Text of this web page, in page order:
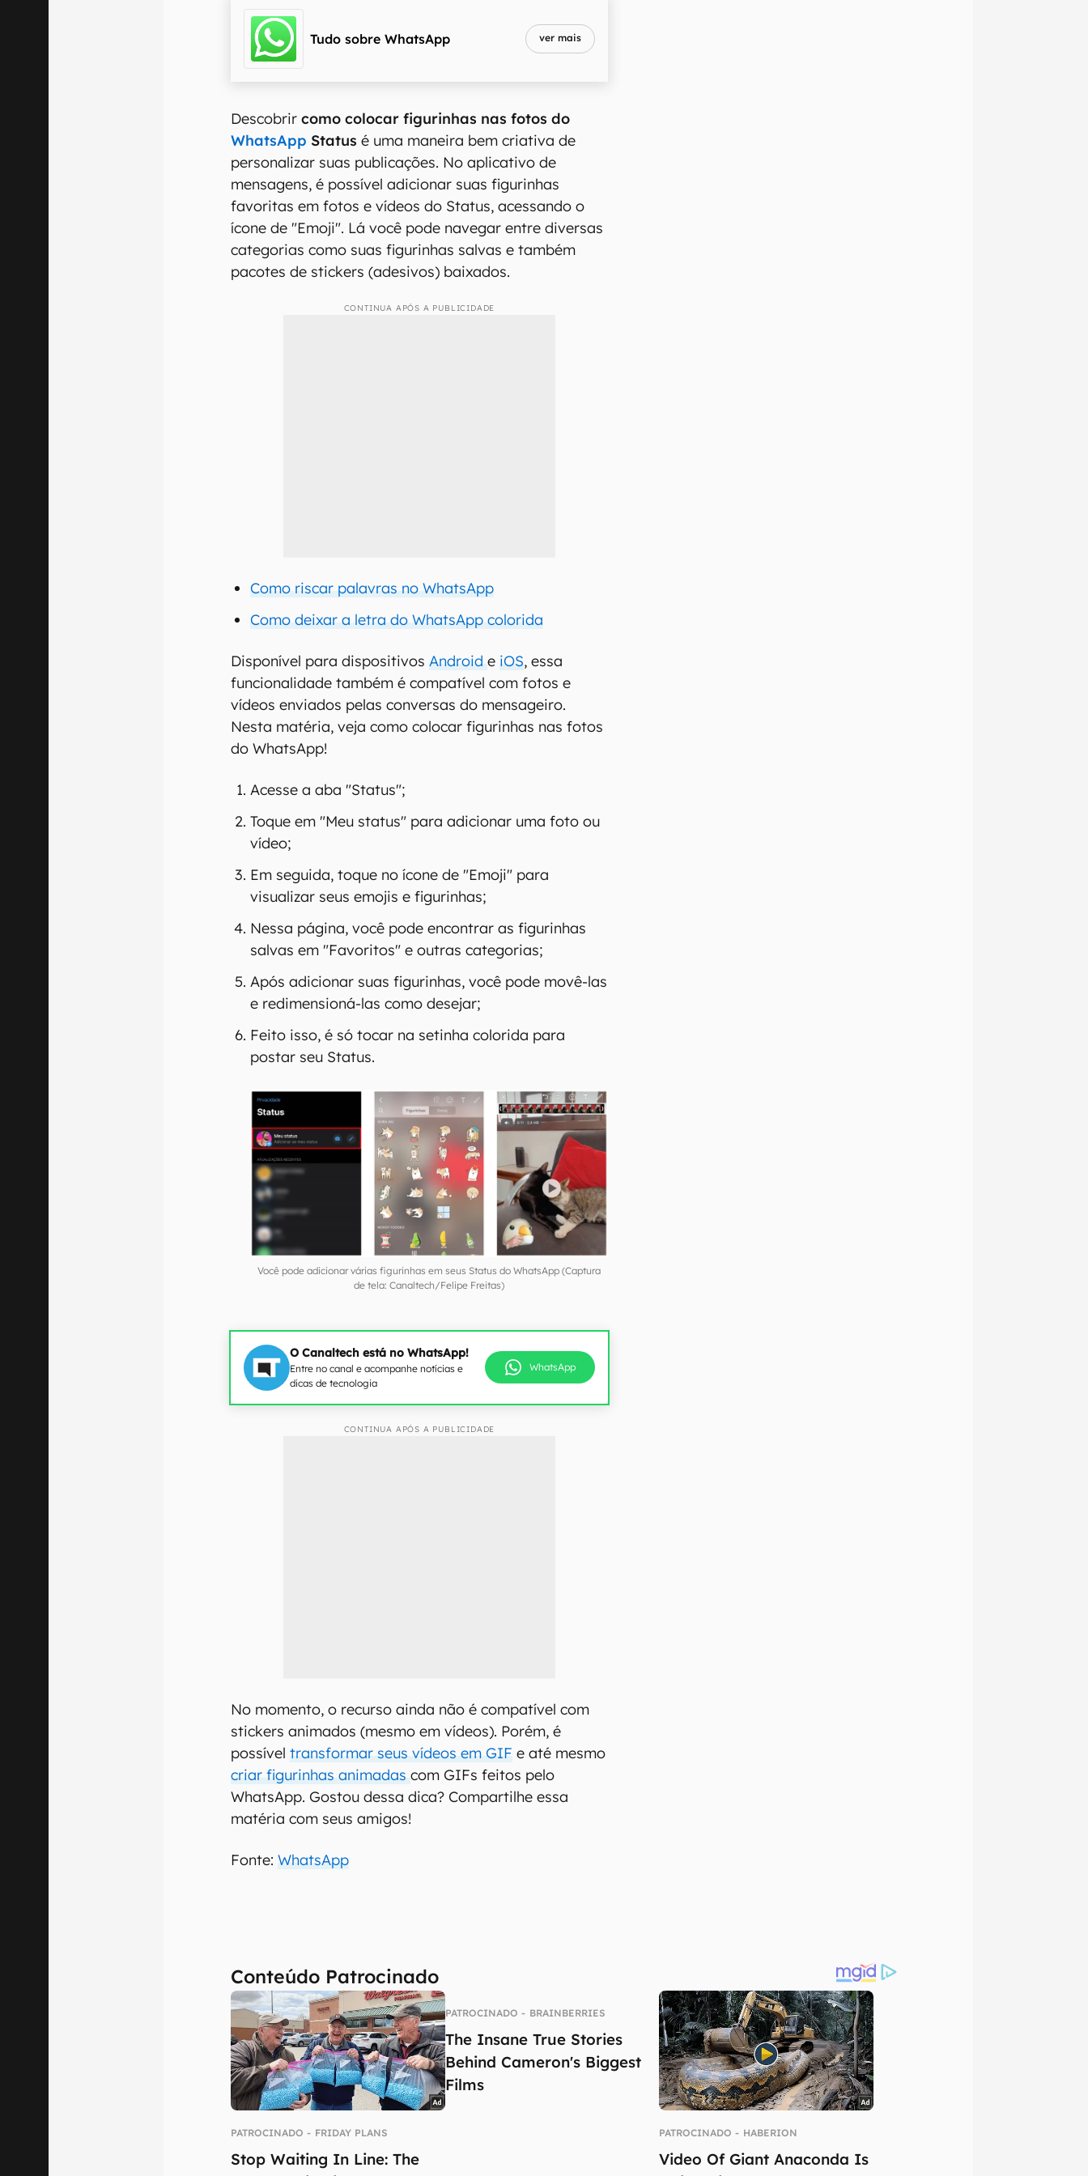
Tudo sobre WhatsApp ver mais
Descobrircomo colocar figurinhas nas fotos do
WhatsApp Status é uma maneira bem criativa de
personalizar suas publicações. No aplicativo de
mensagens, é possível adicionar suas figurinhas
favoritas em fotos e vídeos do Status, acessando o
ícone de "Emoji". Lá você pode navegar entre diversas
categorias como suas figurinhas salvas e também
pacotes de stickers (adesivos) baixados.
CONTINUA APÓS A PUBLICIDADE
Como riscar palavras no WhatsApp
Como deixar a letra do WhatsApp colorida
Disponível para dispositivosAndroide iOS, essa
funcionalidade também é compatível com fotos e
vídeos enviados pelas conversas do mensageiro.
Nesta matéria, veja como colocar figurinhas nas fotos
do WhatsApp!
Acesse a aba "Status";
Toque em "Meu status" para adicionar uma foto ou
vídeo;
Em seguida, toque no ícone de "Emoji" para
visualizar seus emojis e figurinhas;
Nessa página, você pode encontrar as figurinhas
salvas em "Favoritos" e outras categorias;
Após adicionar suas figurinhas, você pode movê-las
e redimensioná-las como desejar;
Feito isso, é só tocar na setinha colorida para
postar seu Status.
Você pode adicionar várias figurinhas em seus Status do WhatsApp (Captura
de tela: Canaltech/Felipe Freitas)
O Canaltech está no WhatsApp!
Entre no canal e acompanhe notícias e
dicas de tecnologia
WhatsApp
CONTINUA APÓS A PUBLICIDADE
No momento, o recurso ainda não é compatível com
stickers animados (mesmo em vídeos). Porém, é
possíveltransformar seus vídeos em GIF e até mesmo
criar figurinhas animadascom GIFs feitos pelo
WhatsApp. Gostou dessa dica? Compartilhe essa
matéria com seus amigos!
Fonte:WhatsApp